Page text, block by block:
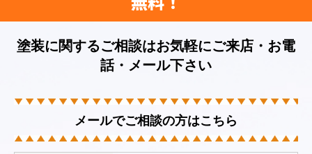
塗装に関するご相談はお気軽にご来店・お電
話・メール下さい
メールでご相談の方はこちら